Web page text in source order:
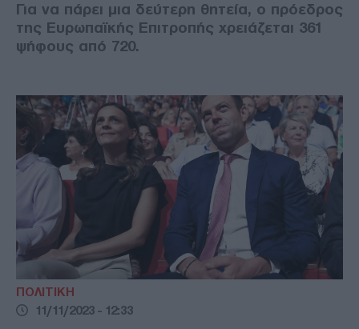
Για να πάρει μια δεύτερη θητεία, ο πρόεδρος
της Ευρωπαϊκής Επιτροπής χρειάζεται 361
ψήφους από 720.
ΠΟΛΙΤΙΚΗ
11/11/2023 - 12:33